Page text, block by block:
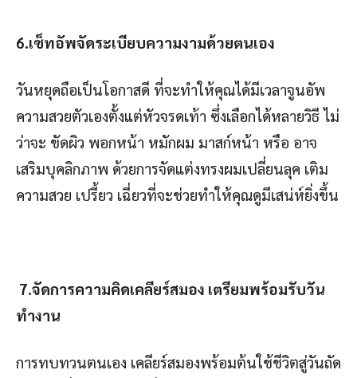
6.เซ็ทอัพจัดระเบียบความงามด้วยตนเอง
วันหยุดถือเป็นโอกาสดี ที่จะทำให้คุณได้มีเวลาจูนอัพ
ความสวยตัวเองตั้งแต่หัวจรดเท้า ซึ่งเลือกได้หลายวิธี ไม่
ว่าจะ ขัดผิว พอกหน้า หมักผม มาสก์หน้า หรือ อาจ
เสริมบุคลิกภาพ ด้วยการจัดแต่งทรงผมเปลี่ยนลุค เติม
ความสวย เปรี้ยว เฉี่ยวที่จะช่วยทำให้คุณดูมีเสน่ห์ยิ่งขึ้น
7.จัดการความคิดเคลียร์สมอง เตรียมพร้อมรับวัน
ทำงาน
การทบทวนตนเอง เคลียร์สมองพร้อมต้นใช้ชีวิตสู่วันถัด